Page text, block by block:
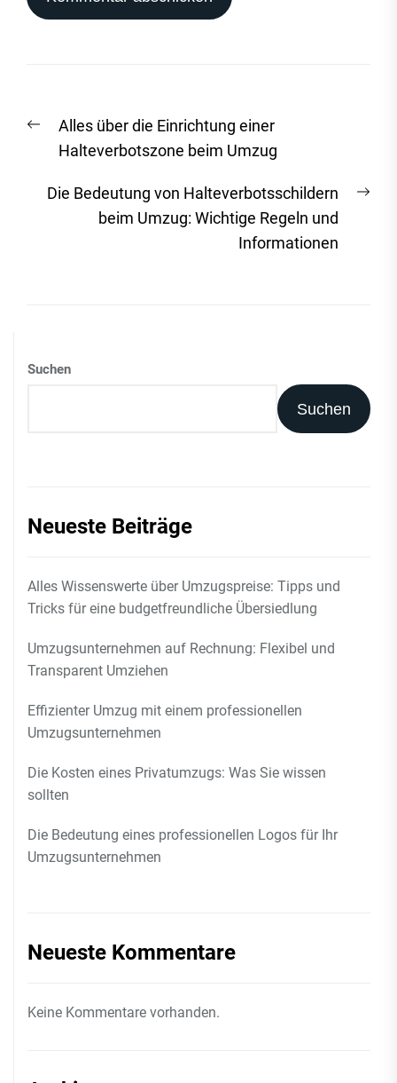
Navigation
Vorheriger
Beitrag:
Alles über die Einrichtung einer
Halteverbotszone beim Umzug
Die Bedeutung von Halteverbotsschildern
beim Umzug: Wichtige Regeln und
Informationen
Suchen
Suchen
Neueste Beiträge
Alles Wissenswerte über Umzugspreise: Tipps und
Tricks für eine budgetfreundliche Übersiedlung
Umzugsunternehmen auf Rechnung: Flexibel und
Transparent Umziehen
Effizienter Umzug mit einem professionellen
Umzugsunternehmen
Die Kosten eines Privatumzugs: Was Sie wissen
sollten
Die Bedeutung eines professionellen Logos für Ihr
Umzugsunternehmen
Neueste Kommentare
Keine Kommentare vorhanden.